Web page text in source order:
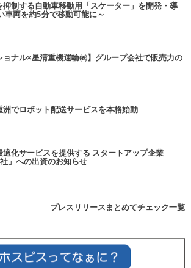
抑制する自動車移動用「スケーター」を開発・導
車両を約5分で移動可能に～
ョナル×星清重機運輸㈱】グループ会社で販売力の
でロボット配送サービスを本格始動
適化サービスを提供する スタートアップ企業
」への出資のお知らせ
プレスリリースまとめてチェック一覧